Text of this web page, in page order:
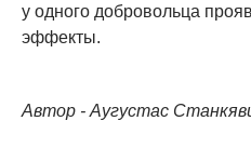
у одного добровольца
эффекты.
Автор - Аугустас